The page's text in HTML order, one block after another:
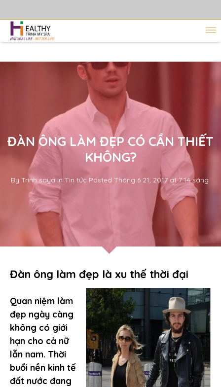
ĐÀN ÔNG LÀM ĐẸP CÓ CẦN THIẾT
KHÔNG?
By Trinh saya in Tin tức Posted Tháng 6 21, 2017 at 7:14 sáng
Đàn ông làm đẹp là xu thế thời đại
Quan niệm làm
đẹp ngày càng
không có giới
hạn cho cả nữ
lẫn nam. Thời
buổi nền kinh tế
đất nước đang